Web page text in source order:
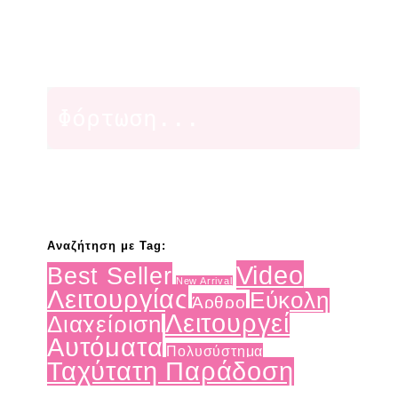
Αναζήτηση με Tag:
Best Seller New Arrival Video
Λειτουργίας Άρθρο Εύκολη
Διαχείριση Λειτουργεί
Αυτόματα Πολυσύστημα
Ταχύτατη Παράδοση